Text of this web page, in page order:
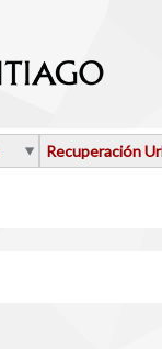
Recuperación